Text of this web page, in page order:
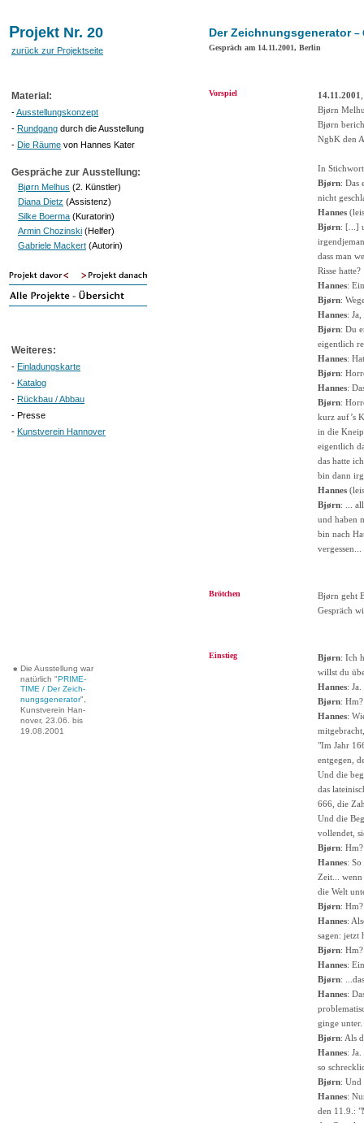
Projekt Nr. 20
zurück zur Projektseite
Der Zeichnungsgenerator –
Gespräch am 14.11.2001, Berlin
Material:
-Ausstellungskonzept
- Rundgang durch die Ausstellung
- Die Räume von Hannes Kater
Gespräche zur Ausstellung:
Bjørn Melhus (2. Künstler)
Diana Dietz (Assistenz)
Silke Boerma (Kuratorin)
Armin Chozinski (Helfer)
Gabriele Mackert (Autorin)
Weiteres:
- Einladungskarte
- Katalog
- Rückbau / Abbau
- Presse
- Kunstverein Hannover
Vorspiel 14.11.2001
Bjørn
Bjørn
NgbK den
In
Bjørn: Das
nicht
Hannes
Bjørn: [...]
dass man
Risse hatte?
Hannes:
Bjørn:
Hannes:
Bjørn: Du
eigentlich
Hannes:
Bjørn:
Hannes:
Bjørn:
kurz auf’s
in die
eigentlich
das hatte
bin dann
Hannes
Bjørn: ...
und haben
bin nach
vergessen...
Brötchen
Bjørn geht
Gespräch
* Die Ausstellung war
natürlich "PRIME-
TIME / Der Zeich-
nungsgenerator",
Kunstverein Han-
nover, 23.06. bis
19.08.2001
Einstieg Bjørn: Ich
willst du
Hannes:
Bjørn: Hm?
Hannes:
"Im Jahr
entgegen,
Und die
das
666, die
Und die
vollendet,
Bjørn: Hm?
Hannes:
Zeit... wenn
die Welt
Bjørn: Hm?
Hannes:
sagen: jetzt
Bjørn:
Hannes:
Bjørn:
Hannes:
ginge unter.
Bjørn: Als
Hannes:
so
Bjørn: Und
Hannes:
den 11.9.: